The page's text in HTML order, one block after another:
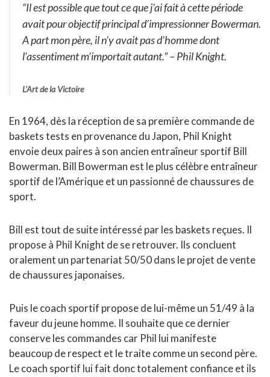
“Il est possible que tout ce que j’ai fait à cette période
avait pour objectif principal d’impressionner Bowerman.
A part mon père, il n’y avait pas d’homme dont
l’assentiment m’importait autant.”– Phil Knight.
L’Art de la Victoire
En 1964, dès la réception de sa première commande de
baskets tests en provenance du Japon, Phil Knight
envoie deux paires à son ancien entraîneur sportif Bill
Bowerman. Bill Bowerman est le plus célèbre entraîneur
sportif de l’Amérique et un passionné de chaussures de
sport.
Bill est tout de suite intéressé par les baskets reçues. Il
propose à Phil Knight de se retrouver. Ils concluent
oralement un partenariat 50/50 dans le projet de vente
de chaussures japonaises.
Puis le coach sportif propose de lui-même un 51/49 à la
faveur du jeune homme. Il souhaite que ce dernier
conserve les commandes car Phil lui manifeste
beaucoup de respect et le traite comme un second père.
Le coach sportif lui fait donc totalement confiance et ils